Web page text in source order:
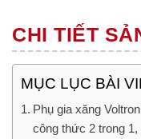
CHI TIẾT
MỤC LỤC BÀI
Phụ gia xăng
công thức 2 trong